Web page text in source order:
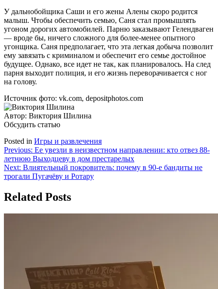
У дальнобойщика Саши и его жены Алены скоро родится
малыш. Чтобы обеспечить семью, Саня стал промышлять
угоном дорогих автомобилей. Парню заказывают Гелендваген
— вроде бы, ничего сложного для более-менее опытного
угонщика. Саня предполагает, что эта легкая добыча позволит
ему завязать с криминалом и обеспечит его семье достойное
будущее. Однако, все идет не так, как планировалось. На след
парня выходит полиция, и его жизнь переворачивается с ног
на голову.
Источник фото: vk.com, depositphotos.com
Автор: Виктория Шилина
Обсудить статью
Posted in Игры и развлечения
Навигация
по
записям
Previous: Ее увезли в неизвестном направлении: кто отвез 88-
летнюю Выходцеву в дом престарелых
Next: Влиятельный покровитель: почему в 90-е бандиты не
трогали Пугачёву и Ротару
Related Posts